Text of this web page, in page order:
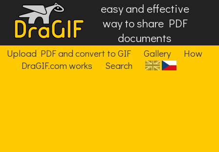
easy and effective
way to share PDF
documents
Upload PDF and convert to GIF Gallery
How
DraGIF.com works
Search